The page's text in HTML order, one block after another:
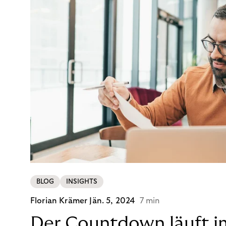
BLOG INSIGHTS
Florian Krämer Jän. 5, 2024 7 min